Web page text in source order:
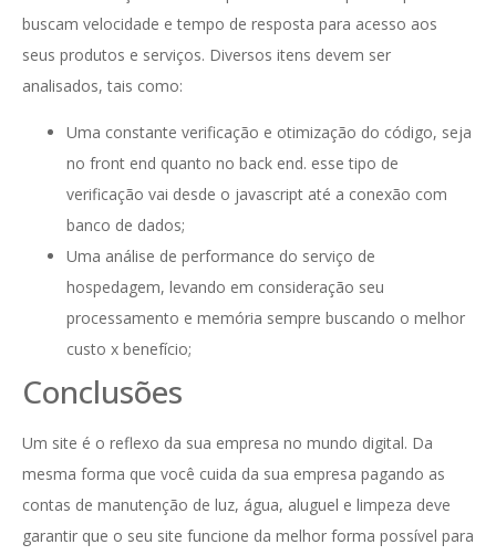
buscam velocidade e tempo de resposta para acesso aos
seus produtos e serviços. Diversos itens devem ser
analisados, tais como:
Uma constante verificação e otimização do código, seja
no front end quanto no back end. esse tipo de
verificação vai desde o javascript até a conexão com
banco de dados;
Uma análise de performance do serviço de
hospedagem, levando em consideração seu
processamento e memória sempre buscando o melhor
custo x benefício;
Conclusões
Um site é o reflexo da sua empresa no mundo digital. Da
mesma forma que você cuida da sua empresa pagando as
contas de manutenção de luz, água, aluguel e limpeza deve
garantir que o seu site funcione da melhor forma possível para